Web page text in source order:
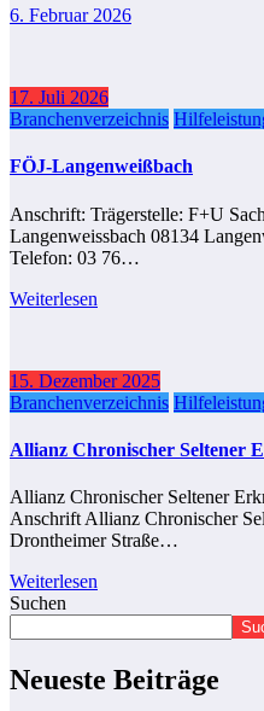
6. Februar 2026
17. Juli 2026
Branchenverzeichnis
FÖJ-Langenweißbach
Anschrift: Trägerstelle: F+U
Langenweissbach 08134
Telefon: 03 76…
Weiterlesen
15. Dezember 2025
Branchenverzeichnis
Allianz Chronischer Seltener
Allianz Chronischer Seltener
Anschrift Allianz Chronischer
Drontheimer Straße…
Weiterlesen
Suchen
Neueste Beiträge